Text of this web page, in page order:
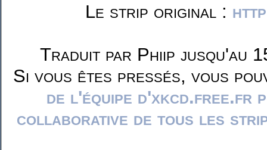
Le strip original :
Traduit par Phiip jusqu'au
Si vous êtes pressés, vous
de l'équipe d'xkcd.free.fr
collaborative de tous les